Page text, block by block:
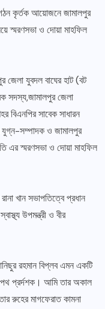
কৃর্তক আয়োজনে জামালপুর
স্মরণসভা ও দোয়া মাহফিল
জেলা যুবদল বাঘের হাট (বট
সদস্য,জামালপুর জেলা
বিএনপির সাবেক সাধারন
যুগ্ন-সম্পাদক ও জামালপুর
এর স্মরণসভা ও দোয়া মাহফিল
খান সভাপতিত্বে প্রধান
উপমন্ত্রী ও বীর
রহমান বিপ্লব এমন একটি
পথ প্রর্দশক। আমি তার অকাল
রুহের মাগফেরাত কামনা